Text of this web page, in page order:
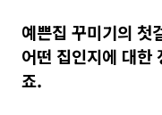
예쁜집 꾸미기의 첫
어떤 집인지에 대한
죠.